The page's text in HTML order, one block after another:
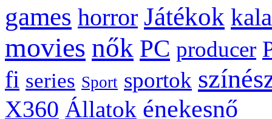
games horror Játékok
movies nők PC producer
fi series Sport sportok
X360 Állatok énekesnő